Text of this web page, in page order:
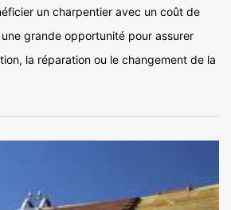
un charpentier avec un coût de
grande opportunité pour assurer
la réparation ou le changement de la